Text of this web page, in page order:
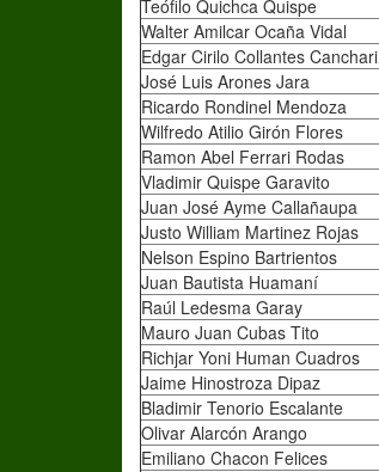
Teófilo Quichca Quispe
Walter Amilcar Ocaña Vidal
Edgar Cirilo Collantes Canchari
José Luis Arones Jara
Ricardo Rondinel Mendoza
Wilfredo Atilio Girón Flores
Ramon Abel Ferrari Rodas
Vladimir Quispe Garavito
Juan José Ayme Callañaupa
Justo William Martinez Rojas
Nelson Espino Bartrientos
Juan Bautista Huamaní
Raúl Ledesma Garay
Mauro Juan Cubas Tito
Richjar Yoni Human Cuadros
Jaime Hinostroza Dipaz
Bladimir Tenorio Escalante
Olivar Alarcón Arango
Emiliano Chacon Felices